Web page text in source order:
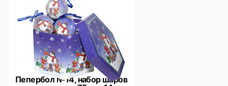
Пепербол №14, набор шаров